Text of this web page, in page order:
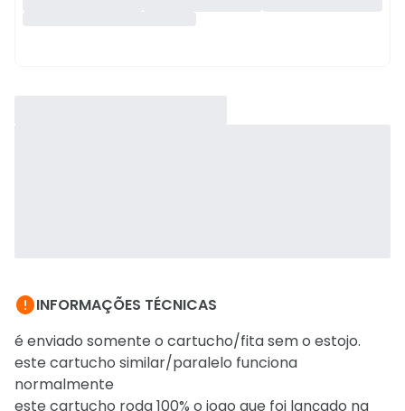
INFORMAÇÕES TÉCNICAS
é enviado somente o cartucho/fita sem o estojo.
este cartucho similar/paralelo funciona
normalmente
este cartucho roda 100% o jogo que foi lançado na